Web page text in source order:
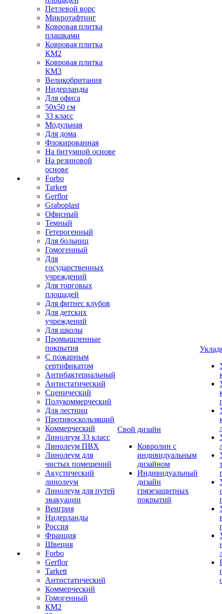
Петлевой ворс
Микротафтинг
Ковровая плитка
плашками
Ковровая плитка
КМ2
Ковровая плитка
КМ3
Великобритания
Нидерланды
Для офиса
50х50 см
33 класс
Модульная
Для дома
Флокированная
На битумной основе
На резиновой
основе
Forbo
Tarkett
Gerflor
Graboplast
Офисный
Темный
Гетерогенный
Для больниц
Гомогенный
Для
государственных
учреждений
Для торговых
площадей
Для фитнес клубов
Для детских
учреждений
Для школы
Промышленные
покрытия
С пожарным
сертификатом
Антибактериальный
Антистатический
Сценический
Полукоммерческий
Для лестниц
Противоскользящий
Коммерческий
Линолеум 33 класс
Линолеум ПВХ
Линолеум для
чистых помещений
Акустический
линолеум
Линолеум для путей
эвакуации
Венгрия
Нидерланды
Россия
Франция
Швеция
Forbo
Gerflor
Tarkett
Антистатический
Коммерческий
Гомогенный
КМ2
Свой дизайн
Ковролин с
индивидуальным
дизайном
Индивидуальный
дизайн
грязезащитных
покрытий